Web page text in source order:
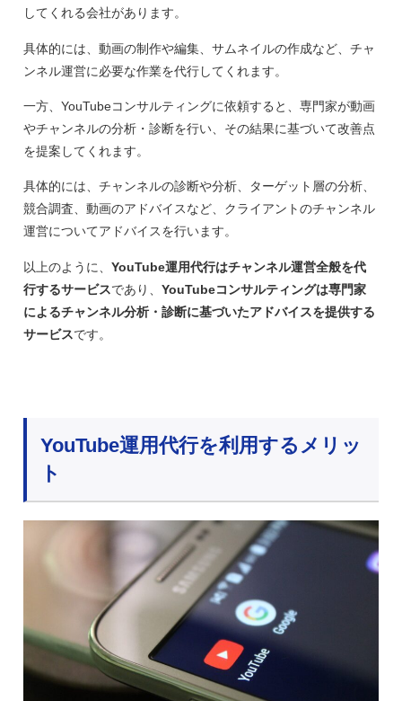
してくれる会社があります。
具体的には、動画の制作や編集、サムネイルの作成など、チャ
ンネル運営に必要な作業を代行してくれます。
一方、YouTubeコンサルティングに依頼すると、専門家が動画
やチャンネルの分析・診断を行い、その結果に基づいて改善点
を提案してくれます。
具体的には、チャンネルの診断や分析、ターゲット層の分析、
競合調査、動画のアドバイスなど、クライアントのチャンネル
運営についてアドバイスを行います。
以上のように、YouTube運用代行はチャンネル運営全般を代
行するサービスであり、YouTubeコンサルティングは専門家
によるチャンネル分析・診断に基づいたアドバイスを提供する
サービスです。
YouTube運用代行を利用するメリッ
ト